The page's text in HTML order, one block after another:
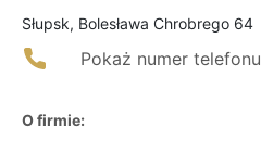
Słupsk, Bolesława Chrobrego 64
Pokaż numer telefonu
O firmie: